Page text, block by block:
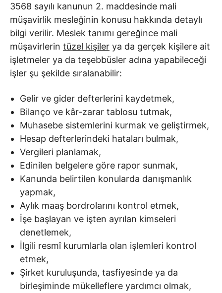
3568 sayılı kanunun 2. maddesinde mali
müşavirlik mesleğinin konusu hakkında detaylı
bilgi verilir. Meslek tanımı gereğince mali
müşavirlerin tüzel kişiler ya da gerçek kişilere ait
işletmeler ya da teşebbüsler adına yapabileceği
işler şu şekilde sıralanabilir:
Gelir ve gider defterlerini kaydetmek,
Bilanço ve kâr-zarar tablosu tutmak,
Muhasebe sistemlerini kurmak ve geliştirmek,
Hesap defterlerindeki hataları bulmak,
Vergileri planlamak,
Edinilen belgelere göre rapor sunmak,
Kanunda belirtilen konularda danışmanlık
yapmak,
Aylık maaş bordrolarını kontrol etmek,
İşe başlayan ve işten ayrılan kimseleri
denetlemek,
İlgili resmî kurumlarla olan işlemleri kontrol
etmek,
Şirket kuruluşunda, tasfiyesinde ya da
birleşiminde mükelleflere yardımcı olmak,